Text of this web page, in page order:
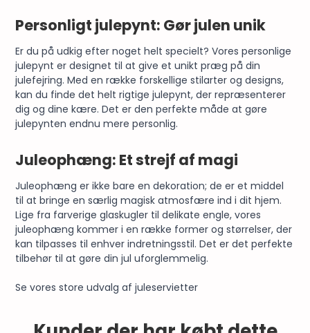
Personligt julepynt: Gør julen unik
Er du på udkig efter noget helt specielt? Vores personlige
julepynt er designet til at give et unikt præg på din
julefejring. Med en række forskellige stilarter og designs,
kan du finde det helt rigtige julepynt, der repræsenterer
dig og dine kære. Det er den perfekte måde at gøre
julepynten endnu mere personlig.
Juleophæng: Et strejf af magi
Juleophæng er ikke bare en dekoration; de er et middel
til at bringe en særlig magisk atmosfære ind i dit hjem.
Lige fra farverige glaskugler til delikate engle, vores
juleophæng kommer i en række former og størrelser, der
kan tilpasses til enhver indretningsstil. Det er det perfekte
tilbehør til at gøre din jul uforglemmelig.
Se vores store udvalg afjuleservietter